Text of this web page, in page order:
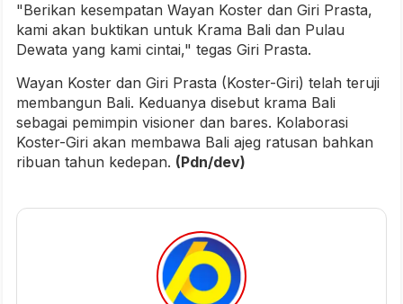
"Berikan kesempatan Wayan Koster dan Giri Prasta,
kami akan buktikan untuk Krama Bali dan Pulau
Dewata yang kami cintai," tegas Giri Prasta.
Wayan Koster dan Giri Prasta (Koster-Giri) telah teruji
membangun Bali. Keduanya disebut krama Bali
sebagai pemimpin visioner dan bares. Kolaborasi
Koster-Giri akan membawa Bali ajeg ratusan bahkan
ribuan tahun kedepan. (Pdn/dev)